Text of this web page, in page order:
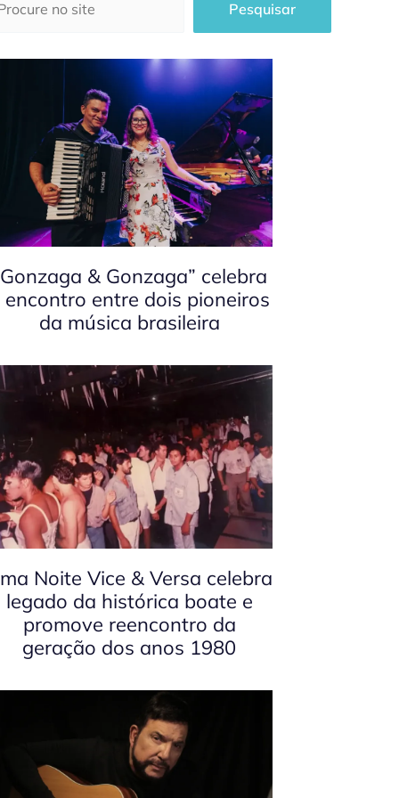
Pesquisar
& Gonzaga” celebra
encontro entre dois pioneiros
da música brasileira
Noite Vice & Versa celebra
legado da histórica boate e
promove reencontro da
geração dos anos 1980